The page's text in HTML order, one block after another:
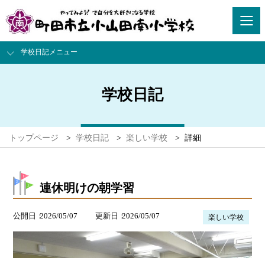
学校日記メニュー
学校日記
トップページ > 学校日記 > 楽しい学校 > 詳細
連休明けの朝学習
公開日 2026/05/07 更新日 2026/05/07 楽しい学校